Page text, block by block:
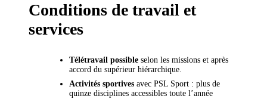
Conditions de travail et
services
Télétravail possible selon les missions et après
accord du supérieur hiérarchique.
Activités sportives avec PSL Sport : plus de
quinze disciplines accessibles toute l’année